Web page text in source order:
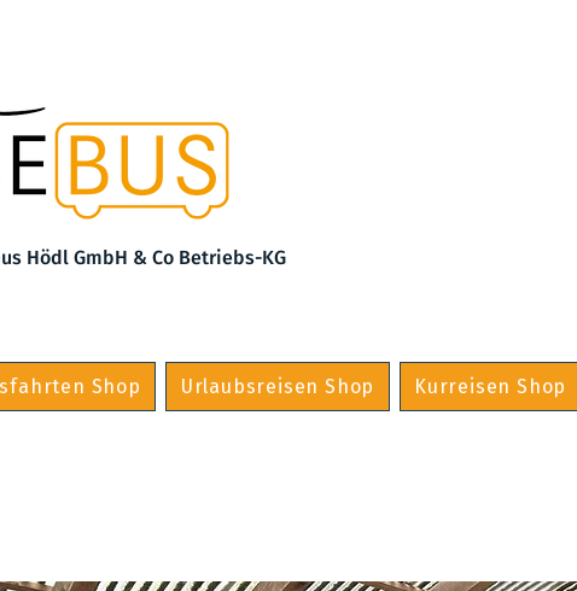
Hödl GmbH & Co Betriebs-KG
Shop Urlaubsreisen Shop Kurreisen Shop